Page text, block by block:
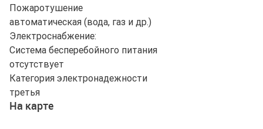
Пожаротушение
автоматическая (вода, газ и др.)
Электроснабжение:
Система бесперебойного питания
отсутствует
Категория электронадежности
третья
На карте